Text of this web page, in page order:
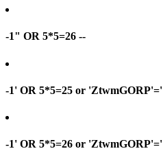
-1" OR 5*5=26 --
-1' OR 5*5=25 or 'ZtwmGORP'='
-1' OR 5*5=26 or 'ZtwmGORP'='